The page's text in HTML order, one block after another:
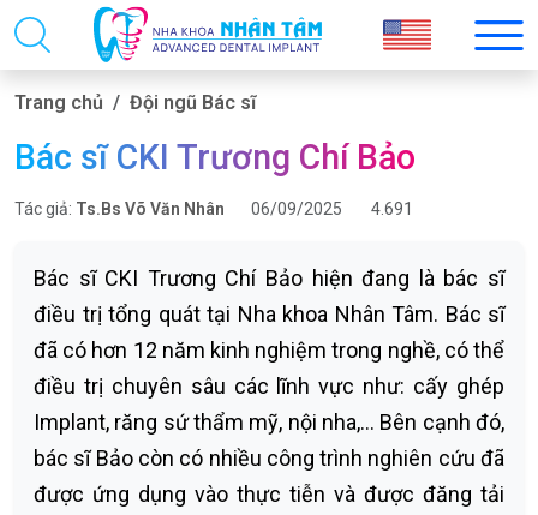
Trang chủ Đội ngũ Bác sĩ
Bác sĩ CKI Trương Chí Bảo
Tác giả: Ts.Bs Võ Văn Nhân 06/09/2025 4.691
Bác sĩ CKI Trương Chí Bảo hiện đang là bác sĩ
điều trị tổng quát tại Nha khoa Nhân Tâm. Bác sĩ
đã có hơn 12 năm kinh nghiệm trong nghề, có thể
điều trị chuyên sâu các lĩnh vực như: cấy ghép
Implant, răng sứ thẩm mỹ, nội nha,… Bên cạnh đó,
bác sĩ Bảo còn có nhiều công trình nghiên cứu đã
được ứng dụng vào thực tiễn và được đăng tải